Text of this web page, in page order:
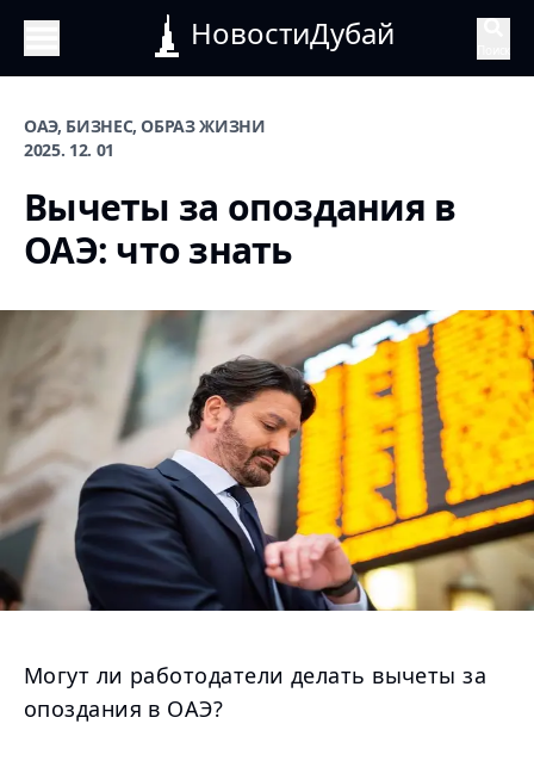
НовостиДубай
ОАЭ, БИЗНЕС, ОБРАЗ ЖИЗНИ
2025. 12. 01
Вычеты за опоздания в
ОАЭ: что знать
Могут ли работодатели делать вычеты за
опоздания в ОАЭ?